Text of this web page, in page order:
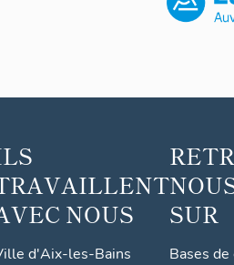
NOUS
d'Aix-les-Bains
SUR
Bases